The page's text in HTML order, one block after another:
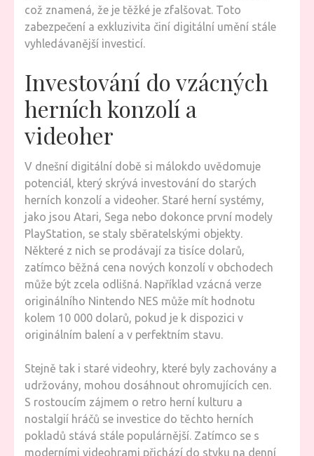
což znamená, že je těžké je zfalšovat. Toto
zabezpečení a exkluzivita činí digitální umění stále
vyhledávanější investicí.
Investování do vzácných
herních konzolí a
videoher
V dnešní digitální době si málokdo uvědomuje
potenciál, který skrývá investování do starých
herních konzolí a videoher. Staré herní systémy,
jako jsou Atari, Sega nebo dokonce první modely
PlayStation, se staly sběratelskými objekty.
Některé z nich se prodávají za tisíce dolarů,
zatímco běžná cena nových konzolí v obchodech
může být zcela odlišná. Například vzácná verze
originálního Nintendo NES může mít hodnotu
kolem 10 000 dolarů, pokud je k dispozici v
originálním balení a v perfektním stavu.
Stejně tak i staré videohry, které byly zachovány a
udržovány, mohou dosáhnout ohromujících cen.
S rostoucím zájmem o retro herní kulturu a
nostalgií hráčů se investice do těchto herních
pokladů stává stále populárnější. Zatímco se s
moderními videohrami přichází do styku na denní